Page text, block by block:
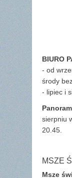
BIURO
- od
środy
- lipiec i
sierpniu
20.45.
MSZE
Msze